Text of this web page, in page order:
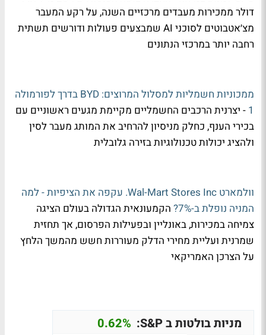
דולר ממכירות מעבדים מרכזיים השנה, על רקע המעבר
מצ׳אטבוטים לסוכני AI שמבצעים פעולות ודורשים תשתית
רחבה יותר במרכזי הנתונים
ממכוניות חשמליות למסלול המרוצים: BYD בדרך לפורמולה
1 - יצרנית הרכבים החשמליים מקיימת מגעים ראשוניים עם
בכירי הענף, כחלק מניסיון להרחיב את המותג מעבר לסין
ולהציג יכולות טכנולוגיות בזירה גלובלית
וולמארט Wal-Mart Stores Inc. עקפה את הציפיות - למה
המניה נופלת ב-7%?
הקמעונאית הגדולה בעולם הציגה
צמיחה במכירות, באונליין ובפעילות הפרסום, אך תחזית
שמרנית ועליית מחירי הדלק מעוררות חשש מהמשך הלחץ
על הצרכן האמריקאי
מניות בולטות ב S&P: 0.62%